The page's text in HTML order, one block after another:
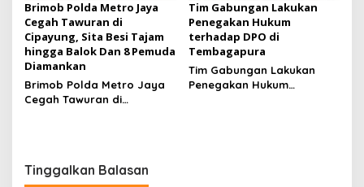
Brimob Polda Metro Jaya
Cegah Tawuran di
Cipayung, Sita Besi Tajam
hingga Balok Dan 8 Pemuda
Diamankan
Brimob Polda Metro Jaya
Cegah Tawuran di
Tim Gabungan Lakukan
Penegakan Hukum
terhadap DPO di
Tembagapura
Tim Gabungan Lakukan
Penegakan Hukum
Tinggalkan Balasan